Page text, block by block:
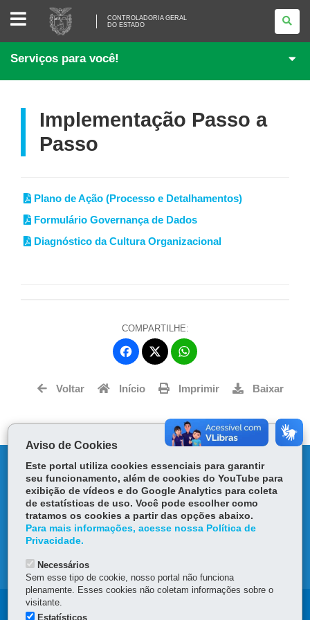
CONTROLADORIA
GERAL
DO
ESTADO
CONTROLADORIA GERAL
DO ESTADO
Serviços para você!
Implementação Passo a
Passo
Plano de Ação (Processo e Detalhamentos)
Formulário Governança de Dados
Diagnóstico da Cultura Organizacional
COMPARTILHE:
Fa
ce
bo
itt
ts
p
Voltar Início Imprimir Baixar
MAPA DO SITE
DENUNCIE CORRUPÇÃO
OUVIDORIA
TRANSPARÊNCIA INSTITUCIONAL
Navegação
Aviso de Cookies
Este portal utiliza cookies essenciais para garantir
seu funcionamento, além de cookies do YouTube para
exibição de vídeos e do Google Analytics para coleta
de estatísticas de uso. Você pode escolher como
tratamos os cookies a partir das opções abaixo.
Para mais informações, acesse nossa Política de
Privacidade.
Necessários
Sem esse tipo de cookie, nosso portal não funciona
plenamente. Esses cookies não coletam informações sobre o
visitante.
Estatísticos